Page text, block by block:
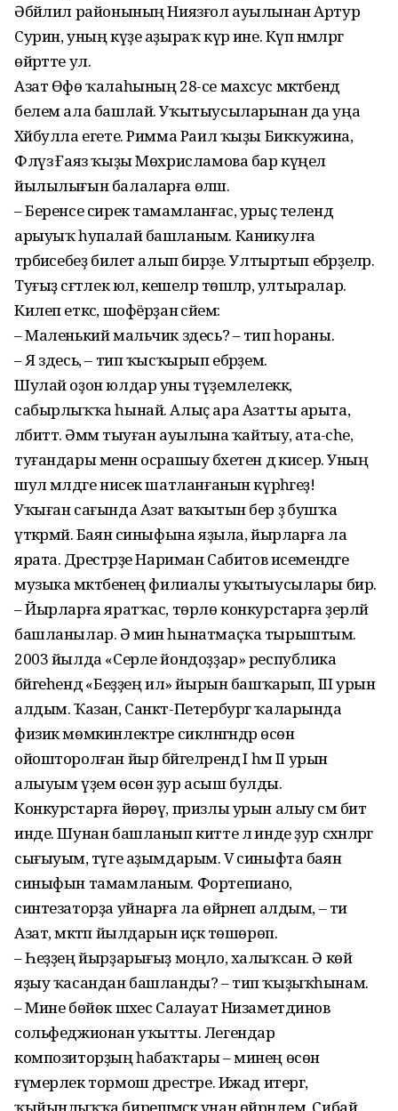
Әбйәлил районының Ниязғол ауылынан Артур
Сурин, уның күҙе аҙыраҡ күрә ине. Күп нәмәләргә
өйрәтте ул.
Азат Өфө ҡалаһының 28-се махсус мәктәбендә
белем ала башлай. Уҡытыусыларынан да уңа
Хәйбулла егете. Римма Раил ҡыҙы Бикҡужина,
Флүзә Ғаяз ҡыҙы Мөхрисламова бар күңел
йылылығын балаларға өләшә.
– Беренсе сирек тамамланғас, урыҫ телендә
арыуыҡ һупалай башланым. Каникулға
тәрбиәсебеҙ билет алып бирҙе. Ултыртып ебәрҙеләр.
Туғыҙ сәғәтлек юл, кешеләр төшәләр, ултыралар.
Килеп еткәс, шофёрҙан әсәйем:
– Маленький мальчик здесь? – тип һораны.
– Я здесь, – тип ҡысҡырып ебәрҙем.
Шулай оҙон юлдар уны түҙемлелеккә,
сабырлыҡҡа һынай. Алыҫ ара Азатты арыта,
әлбиттә. Әммә тыуған ауылына ҡайтыу, ата-әсәһе,
туғандары менән осрашыу бәхетен дә кисерә. Уның
шул мәлдәге нисек шатланғанын күрһәгеҙ!
Уҡыған сағында Азат ваҡытын бер ҙә бушҡа
үткәрмәй. Баян синыфына яҙыла, йырларға ла
ярата. Дәрестәрҙе Нариман Сабитов исемендәге
музыка мәктәбенең филиалы уҡытыусылары бирә.
– Йырларға яратҡас, төрлө конкурстарға әҙерләй
башланылар. Ә мин һынатмаҫҡа тырыштым.
2003 йылда «Серле йондоҙҙар» республика
бәйгеһендә «Беҙҙең ил» йырын башҡарып, III урын
алдым. Ҡазан, Санкт-Петербург ҡаларында
физик мөмкинлектәре сикләнгәндәр өсөн
ойошторолған йыр бәйгеләрендә I һәм II урын
алыуым үҙем өсөн ҙур асыш булды.
Конкурстарға йөрөү, призлы урын алыу сәм бит
инде. Шунан башланып китте лә инде ҙур сәхнәләргә
сығыуым, тәүге аҙымдарым. V синыфта баян
синыфын тамамланым. Фортепиано,
синтезаторҙа уйнарға ла өйрәнеп алдым, – ти
Азат, мәктәп йылдарын иҫкә төшөрөп.
– Һеҙҙең йырҙарығыҙ моңло, халыҡсан. Ә көй
яҙыу ҡасандан башланды? – тип ҡыҙыҡһынам.
– Мине бөйөк шәхес Салауат Низаметдинов
сольфеджионан уҡытты. Легендар
композиторҙың һабаҡтары – минең өсөн
ғүмерлек тормош дәрестәре. Ижад итергә,